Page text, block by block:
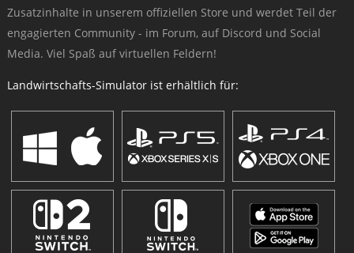
Zusatzinhalte in unserem offiziellen Store und werdet Teil der
engagierten Community - im Forum, auf Discord und Social
Media. Viel Spaß auf virtuellen Feldern!
Landwirtschafts-Simulator ist erhältlich für: